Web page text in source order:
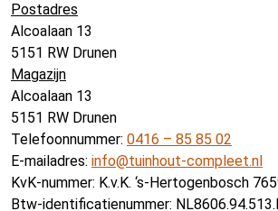
Postadres
Alcoalaan 13
5151 RW Drunen
Magazijn
Alcoalaan 13
5151 RW Drunen
Telefoonnummer: 0416 – 85 85 02
E-mailadres: info@tuinhout-compleet.nl
KvK-nummer: K.v.K. ‘s-Hertogenbosch
Btw-identificatienummer: